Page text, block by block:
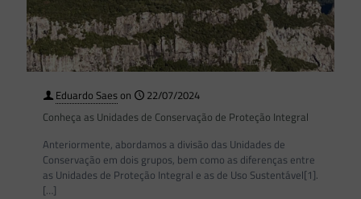
Eduardo Saeson
22/07/2024
Conheça as Unidades de Conservação de Proteção Integral
Anteriormente, abordamos a divisão das Unidades de
Conservação em dois grupos, bem como as diferenças entre
as Unidades de Proteção Integral e as de Uso Sustentável[1].
[…]